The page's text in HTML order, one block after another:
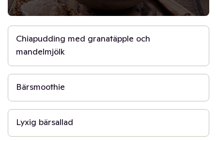
15 min
Chiapudding med granatäpple och
mandelmjölk
5 min
Bärsmoothie
30 min
Lyxig bärsallad
30 min